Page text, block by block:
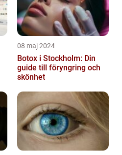
08 maj 2024
Botox i Stockholm: Din
guide till föryngring och
skönhet